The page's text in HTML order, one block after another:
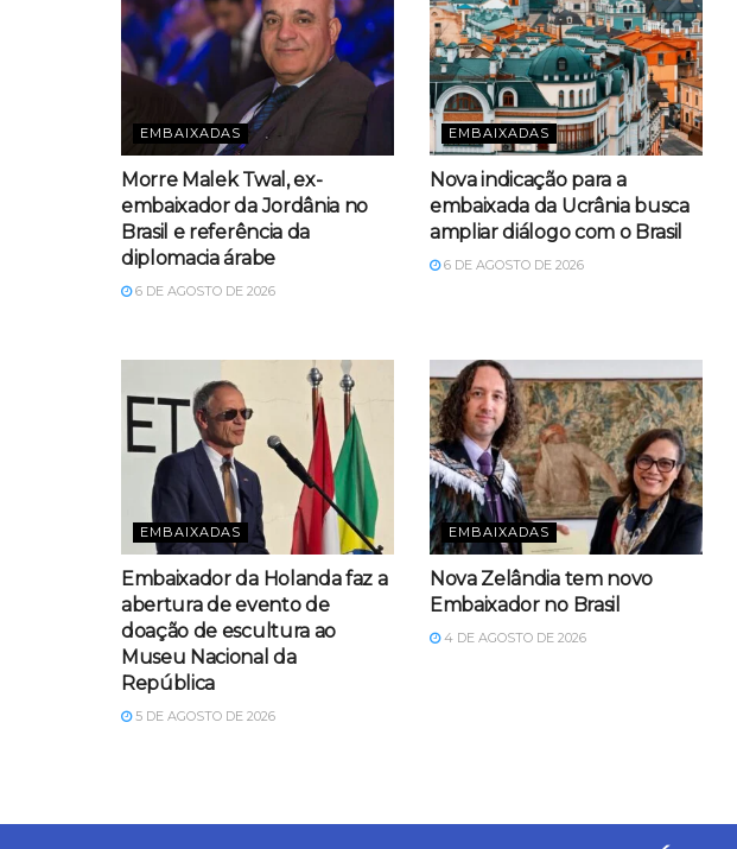
EMBAIXADAS
Morre Malek Twal, ex-
embaixador da Jordânia no
Brasil e referência da
diplomacia árabe
6 DE AGOSTO DE 2026
EMBAIXADAS
Nova indicação para a
embaixada da Ucrânia busca
ampliar diálogo com o Brasil
6 DE AGOSTO DE 2026
EMBAIXADAS
Embaixador da Holanda faz a
abertura de evento de
doação de escultura ao
Museu Nacional da
República
5 DE AGOSTO DE 2026
EMBAIXADAS
Nova Zelândia tem novo
Embaixador no Brasil
4 DE AGOSTO DE 2026